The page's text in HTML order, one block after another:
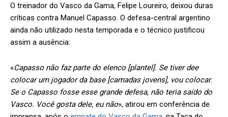
O treinador do Vasco da Gama, Felipe Loureiro, deixou duras
críticas contra Manuel Capasso. O defesa-central argentino
ainda não utilizado nesta temporada e o técnico justificou
assim a ausência:
«Capasso não faz parte do elenco [plantel]. Se tiver dee
colocar um jogador da base [camadas jovens], vou colocar.
Se o Capasso fosse esse grande defesa, não teria saído do
Vasco. Você gosta dele, eu não», atirou em conferência de